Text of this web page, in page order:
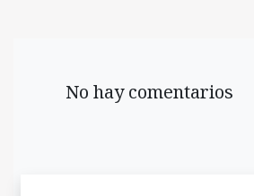
No hay comentarios